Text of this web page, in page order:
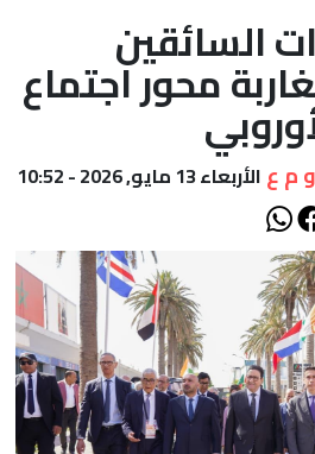
الصحراء
السائقين
محور اجتماع
م ع الأربعاء 13 مايو, 2026 - 10:52